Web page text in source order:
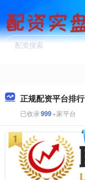
正规配资平台排行
已收录999+家平台